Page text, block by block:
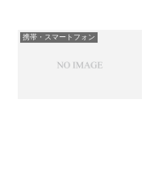
携帯・スマートフォン